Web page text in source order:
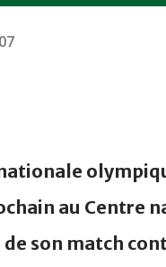
au Centre
son match